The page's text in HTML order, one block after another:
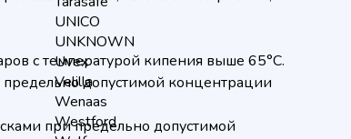
UNICO
UNKNOWN
Uvex
Velilla
Wenaas
Westford
с температурой кипения выше 65°C.
допустимой концентрации
при предельно допустимой